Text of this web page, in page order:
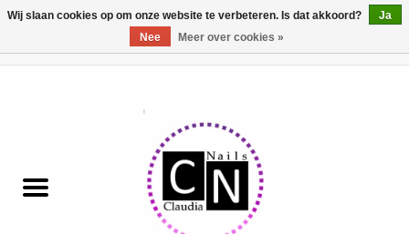
Pedicure producten
Wij slaan cookies op om onze website te verbeteren. Is dat akkoord?
Ja
Nee
Meer over cookies »